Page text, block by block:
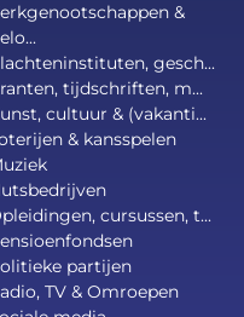
&
gesch...
tijdschriften, m...
cultuur & (vakanti...
& kansspelen
cursussen, t...
partijen
TV & Omroepen